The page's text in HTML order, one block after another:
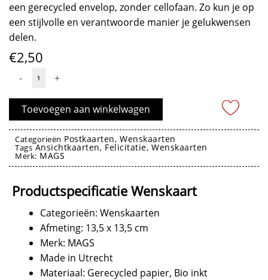
een gerecycled envelop, zonder cellofaan. Zo kun je op
een stijlvolle en verantwoorde manier je gelukwensen
delen.
€2,50
-
Wenskaarten
Happy
Birdday
aantal
+
Toevoegen aan winkelwagen
Categorieën Postkaarten,Wenskaarten
Tags Ansichtkaarten, Felicitatie,Wenskaarten
Merk: MAGS
Productspecificatie Wenskaart
Categorieën: Wenskaarten
Afmeting: 13,5 x 13,5 cm
Merk: MAGS
Made in Utrecht
Materiaal: Gerecycled papier, Bio inkt